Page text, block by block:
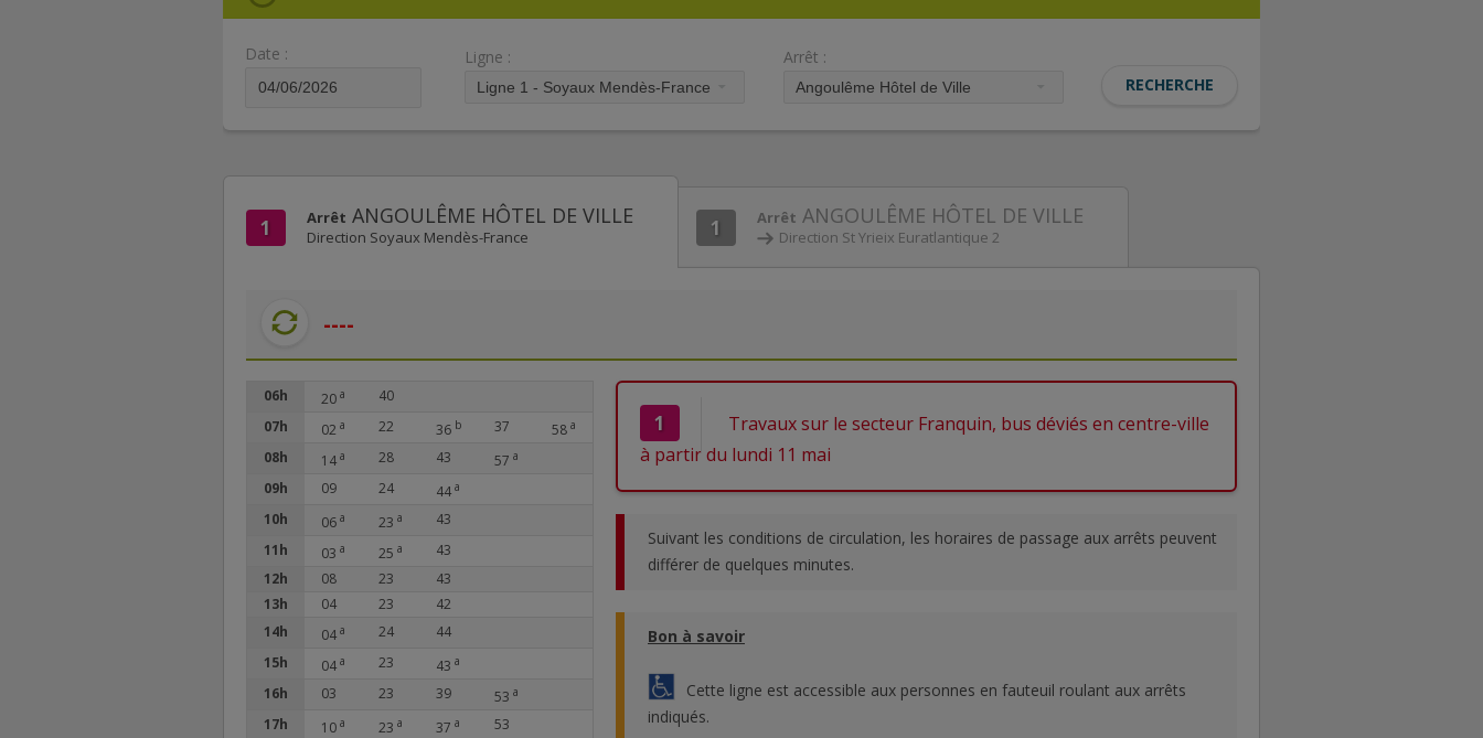
Date : Ligne : Arrêt :
1 Arrêt ANGOULÊME HÔTEL DE VILLE
Direction Soyaux Mendès-France 1 Arrêt ANGOULÊME HÔTEL DE VILLE
Direction St Yrieix Euratlantique 2
----
06h 20 a
40
07h
02 a 22 36 b 37 58 a
08h 14 a 28 43 57 a
09h 09 24 44 a
10h 06 a 23 a
43
11h
03 a 25 a
43
12h
08 23
43
13h
04 23
42
14h
04 a 24
44
15h
04 a 23 43 a
16h 03 23 39 53 a
17h 10 a 23 a 37 a
53
1
Travaux sur le secteur Franquin, bus déviés en centre-ville
à partir du lundi 11 mai
Suivant les conditions de circulation, les horaires de passage aux arrêts peuvent
différer de quelques minutes.
Bon à savoir
Cette ligne est accessible aux personnes en fauteuil roulant aux arrêts
indiqués.